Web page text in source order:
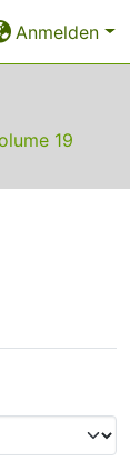
Anmelden
19